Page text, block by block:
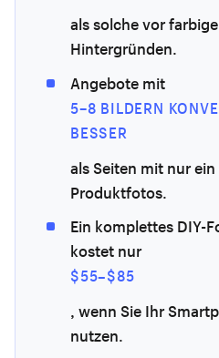
als solche vor
Hintergründen.
Angebote mit
5–8 BILDERN
BESSER
als Seiten mit nur
Produktfotos.
Ein komplettes DIY-
kostet nur
$55–$85
, wenn Sie Ihr
nutzen.